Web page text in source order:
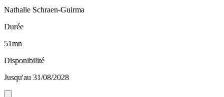
Nathalie Schraen-Guirma
Durée
51mn
Disponibilité
Jusqu'au 31/08/2028